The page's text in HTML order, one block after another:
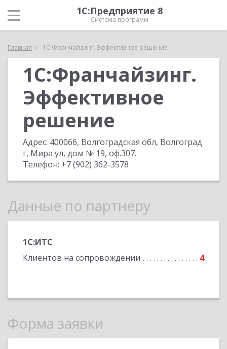
1С:Предприятие 8
Система программ
Главная 1С:Франчайзинг. Эффективное решение
1С:Франчайзинг.
Эффективное
решение
Адрес: 400066, Волгоградская обл, Волгоград
г, Мира ул, дом № 19, оф.307.
Телефон: +7 (902) 362-3578
Данные по партнеру
1С:ИТС
Клиентов на сопровождении
4
Форма заявки